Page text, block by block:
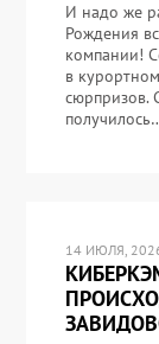
И надо же
Рождения
компании!
в
сюрпризов.
14 ИЮЛЯ,